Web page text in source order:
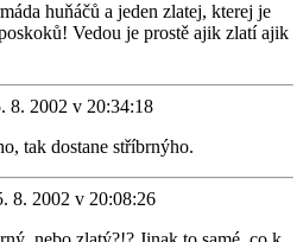
huňáčů a jeden zlatej, kterej je
Vedou je prostě ajik zlatí ajik
8. 2002 v 20:34:18
tak dostane stříbrnýho.
8. 2002 v 20:08:26